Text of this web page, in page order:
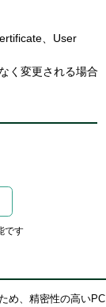
、User
く変更される場合
です
め、精密性の高いPC